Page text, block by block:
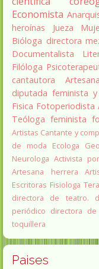
Economista
heroínas
Jueza
Bióloga directora
Documentalista
Filóloga
cantautora
Artesana
diputada feminista
Fisica Fotoperiodista
Teóloga feminista
Artistas Cantante y
de moda
Ecologa
Neurologa Activista
Artesana herrera
Escritoras Fisiologa
directora de teatro.
periódico directora
toquillera
Paises